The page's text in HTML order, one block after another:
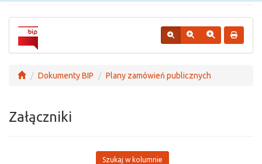
Dokumenty BIP Plany zamówień publicznych
Załączniki
Szukaj w kolumnie